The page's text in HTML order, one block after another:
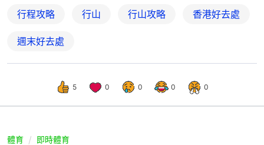
行程攻略 行山 行山攻略 香港好去處
週末好去處
5 0 0 0 0
體育 即時體育